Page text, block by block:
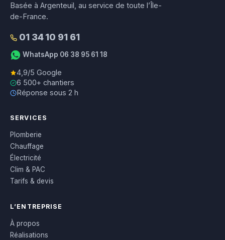
Basée à Argenteuil, au service de toute l’Île-
de-France.
01 34 10 91 61
WhatsApp 06 38 95 61 18
4,9/5 Google
6 500+ chantiers
Réponse sous 2 h
SERVICES
Plomberie
Chauffage
Électricité
Clim & PAC
Tarifs & devis
L’ENTREPRISE
À propos
Réalisations